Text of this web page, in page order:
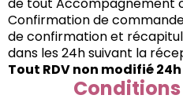
Confirmation de
de confirmation et
dans les 24h suivant la
Tout RDV non modifié